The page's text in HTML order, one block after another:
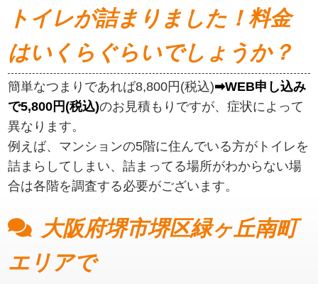
トイレが詰まりました！料金
はいくらぐらいでしょうか？
簡単なつまりであれば8,800円(税込)➡WEB申し込み
で5,800円(税込)のお見積もりですが、症状によって
異なります。
例えば、マンションの5階に住んでいる方がトイレを
詰まらしてしまい、詰まってる場所がわからない場
合は各階を調査する必要がございます。
大阪府堺市堺区緑ヶ丘南町
エリアで